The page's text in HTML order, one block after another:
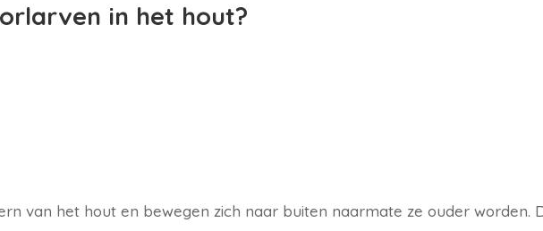
in het hout?
van het hout en bewegen zich naar buiten naarmate ze ouder worden.